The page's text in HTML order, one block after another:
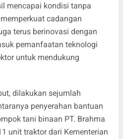
mencapai kondisi tanpa
cadangan
terus berinovasi dengan
pemanfaatan teknologi
untuk mendukung
dilakukan sejumlah
penyerahan bantuan
tani binaan PT. Brahma
unit traktor dari Kementerian